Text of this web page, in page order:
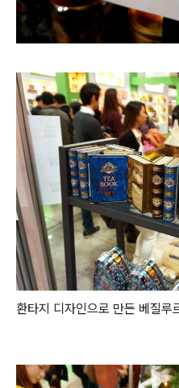
환타지 디자인으로 만든 베질루